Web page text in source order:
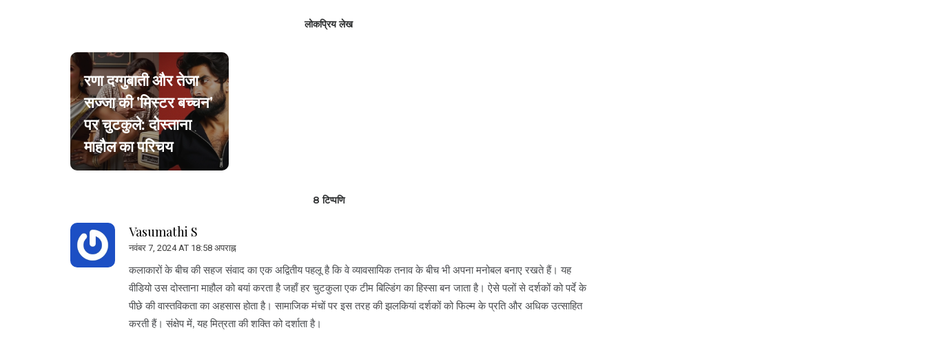
लोकप्रिय लेख
रणा दग्गुबाती और तेजा
सज्जा की 'मिस्टर बच्चन'
पर चुटकुले: दोस्ताना
माहौल का परिचय
8 टिप्पणि
Vasumathi S
नवंबर 7, 2024 AT 18:58 अपराह्न
कलाकारों के बीच की सहज संवाद का एक अद्वितीय पहलू है कि वे व्यावसायिक तनाव के बीच भी अपना मनोबल बनाए रखते हैं। यह
वीडियो उस दोस्ताना माहौल को बयां करता है जहाँ हर चुटकुला एक टीम बिल्डिंग का हिस्सा बन जाता है। ऐसे पलों से दर्शकों को पर्दे के
पीछे की वास्तविकता का अहसास होता है। सामाजिक मंचों पर इस तरह की झलकियां दर्शकों को फिल्म के प्रति और अधिक उत्साहित
करती हैं। संक्षेप में, यह मित्रता की शक्ति को दर्शाता है।